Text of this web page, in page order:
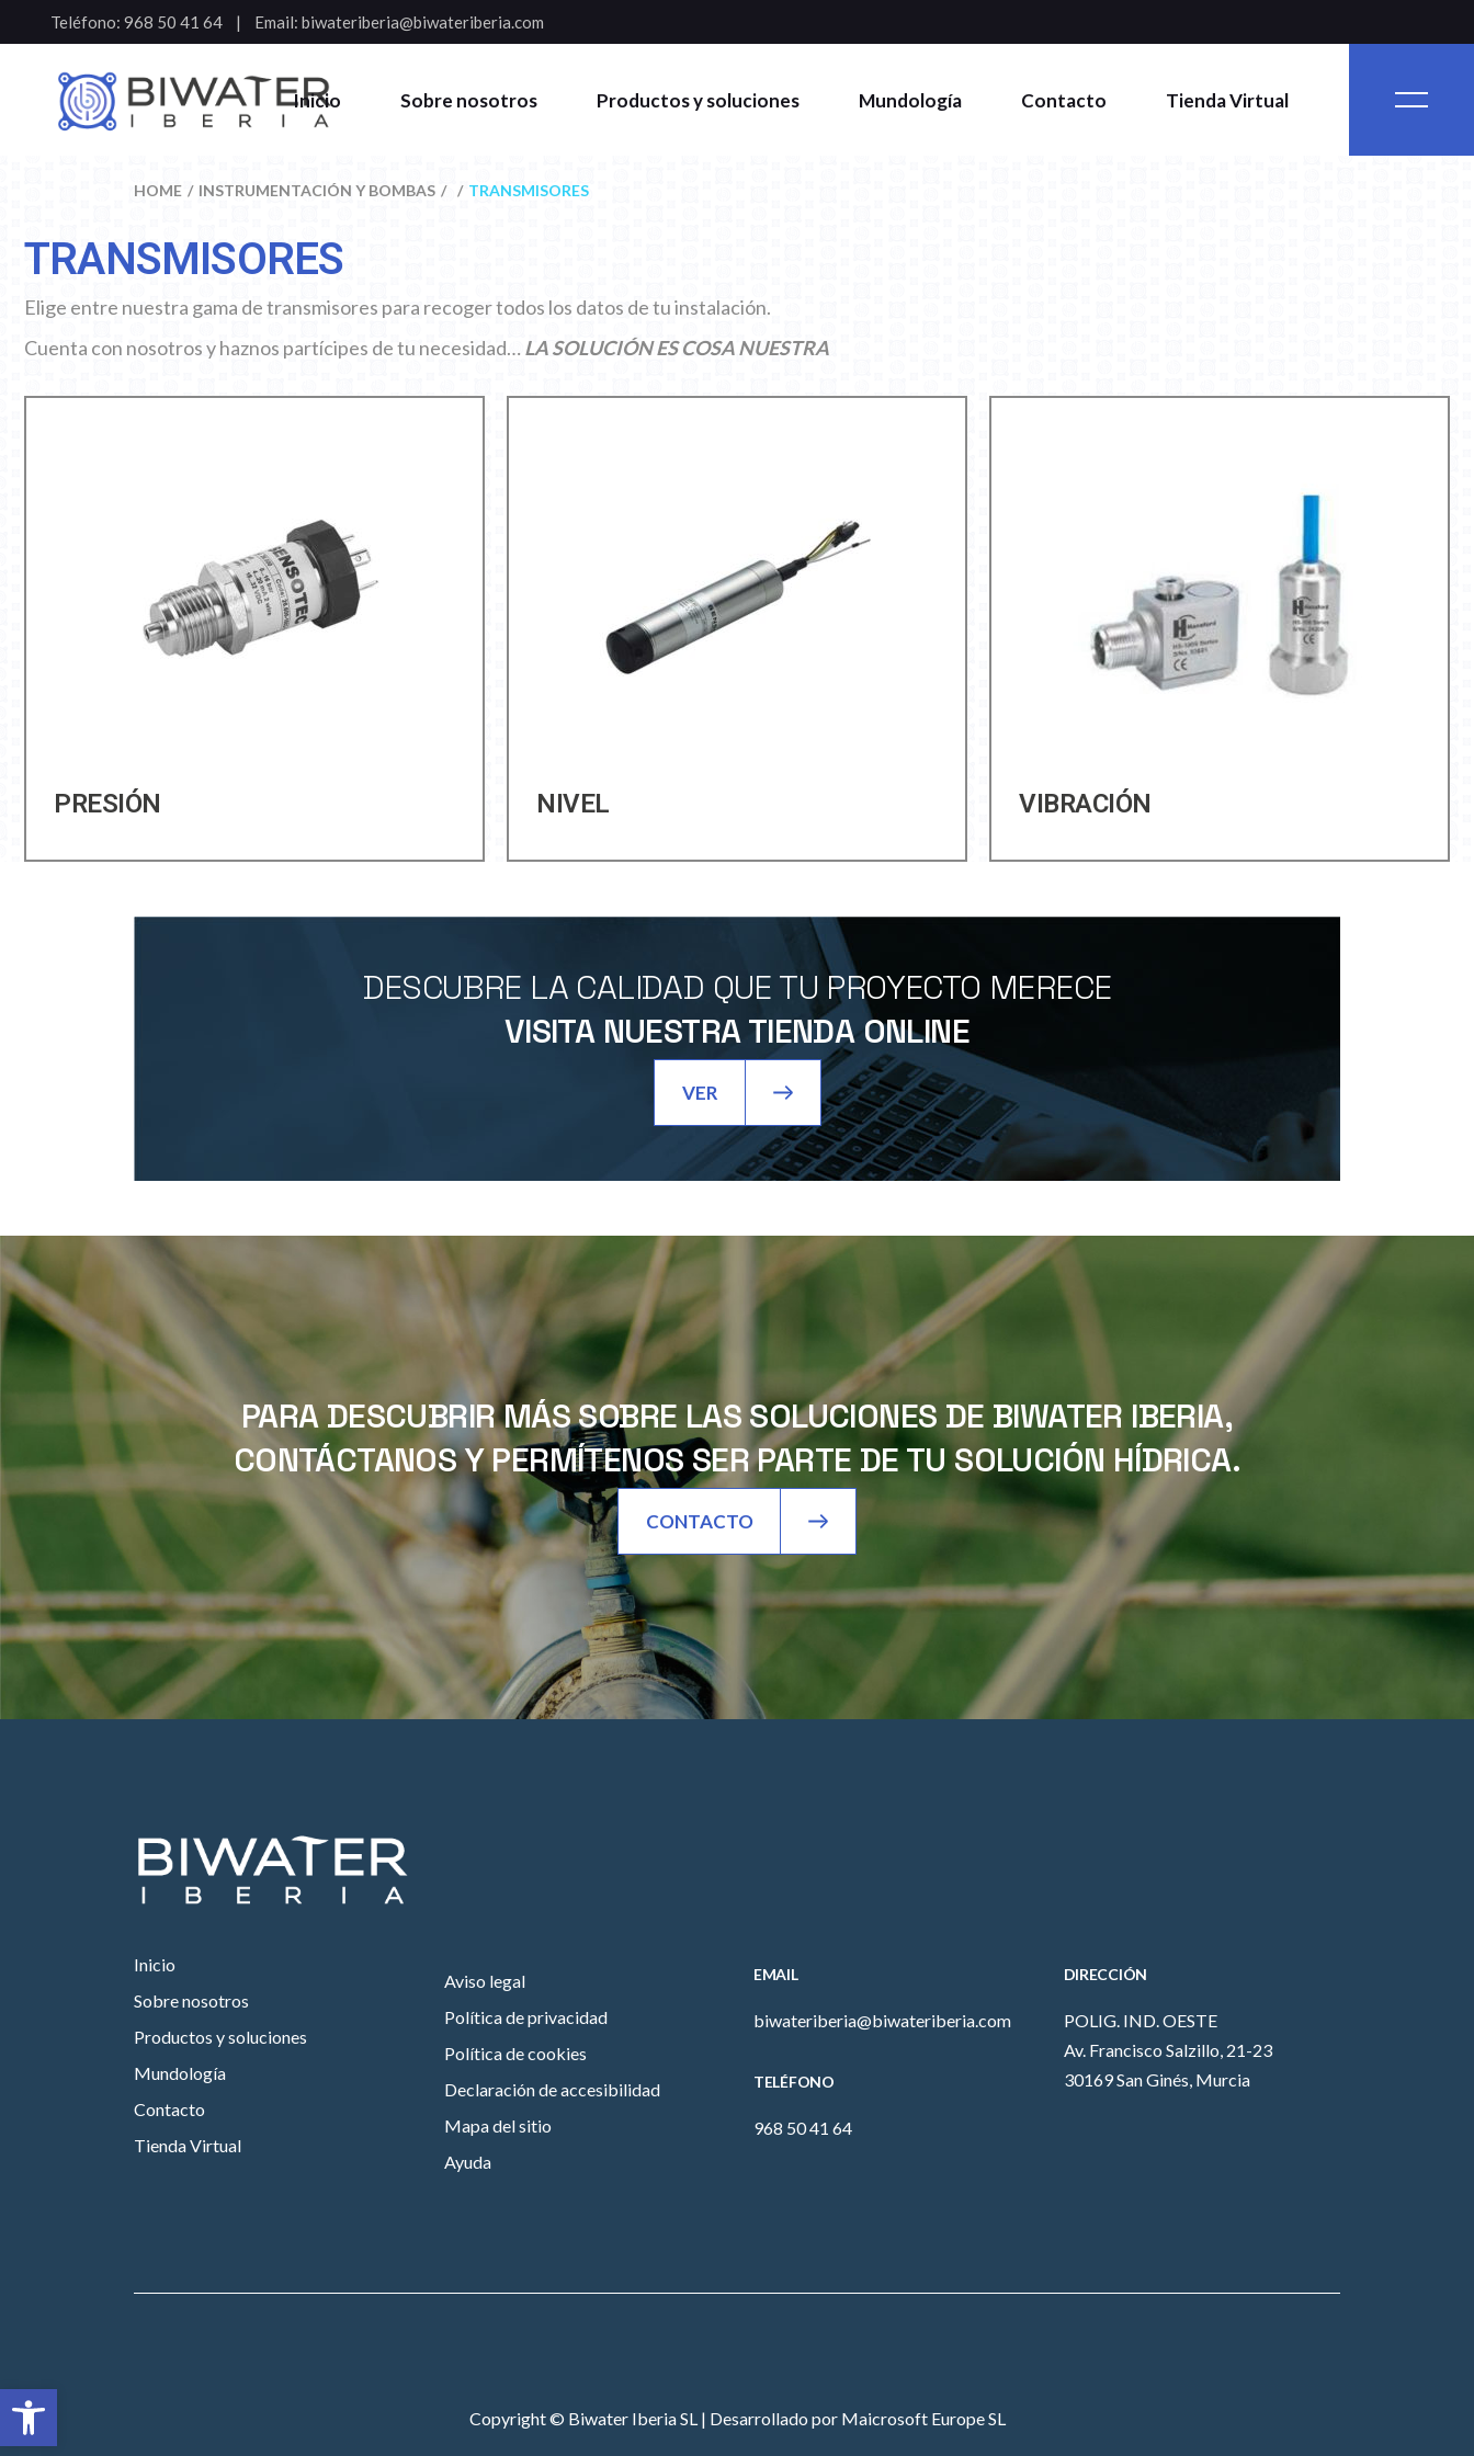
Abrir barra de herramientas
Teléfono: 968 50 41 64 Email: biwateriberia@biwateriberia.com
Inicio Sobre nosotros Productos y soluciones Mundología Contacto Tienda Virtual
HOME INSTRUMENTACIÓN Y BOMBAS TRANSMISORES
TRANSMISORES
Elige entre nuestra gama de transmisores para recoger todos los datos de tu instalación.
Cuenta con nosotros y haznos partícipes de tu necesidad… LA SOLUCIÓN ES COSA NUESTRA
PRESIÓN NIVEL VIBRACIÓN
DESCUBRE LA CALIDAD QUE TU PROYECTO MERECE
VISITA NUESTRA TIENDA ONLINE
VER
PARA DESCUBRIR MÁS SOBRE LAS SOLUCIONES DE BIWATER IBERIA,
CONTÁCTANOS Y PERMÍTENOS SER PARTE DE TU SOLUCIÓN HÍDRICA.
CONTACTO
Inicio
Sobre nosotros
Productos y soluciones
Mundología
Contacto
Tienda Virtual
Aviso legal
Política de privacidad
Política de cookies
Declaración de accesibilidad
Mapa del sitio
Ayuda
EMAIL
biwateriberia@biwateriberia.com
TELÉFONO
968 50 41 64
DIRECCIÓN
POLIG. IND. OESTE
Av. Francisco Salzillo, 21-23
30169 San Ginés, Murcia
Copyright © Biwater Iberia SL | Desarrollado por Maicrosoft Europe SL